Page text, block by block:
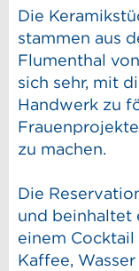
Die
stammen aus
Flumenthal
sich sehr, mit
Handwerk zu
zu machen.
Die
und beinhaltet
einem
Kaffee,